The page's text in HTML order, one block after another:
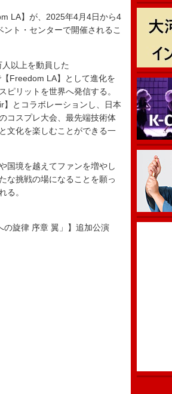
LA】が、2025年4月4日から4
ト・センターで開催されるこ
以上を動員した
Freedom LA】として進化を
リットを世界へ発信する。
とコラボレーションし、日本
コスプレ大会、最先端技術体
文化を楽しむことができる一
国境を越えてファンを増やし
な挑戦の場になることを願っ
る。
の旋律 序章 翼」】追加公演